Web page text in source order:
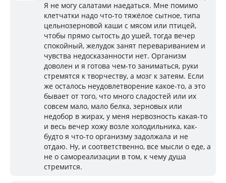
Я не могу салатами наедаться. Мне помимо
клетчатки надо что-то тяжёлое сытное, типа
цельнозерновой каши с мясом или птицей,
чтобы прямо сытость до ушей, тогда вечер
спокойный, желудок занят перевариванием и
чувства недосказанности нет. Организм
доволен и я готова чем-то заниматься, руки
стремятся к творчеству, а мозг к затеям. Если
же осталось неудовлетворение какое-то, а это
бывает от того, что много сладостей или их
совсем мало, мало белка, зерновых или
недобор в жирах, у меня нервозность какая-то
и весь вечер хожу возле холодильника, как-
будто я что-то организму задолжала и не
отдаю. Ну, и соответственно, все мысли о еде, а
не о самореализации в том, к чему душа
стремится.